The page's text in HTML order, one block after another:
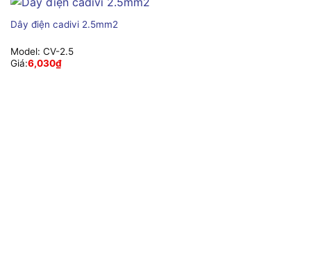
Dây điện cadivi 2.5mm2
Model: CV-2.5
Giá:6,030₫